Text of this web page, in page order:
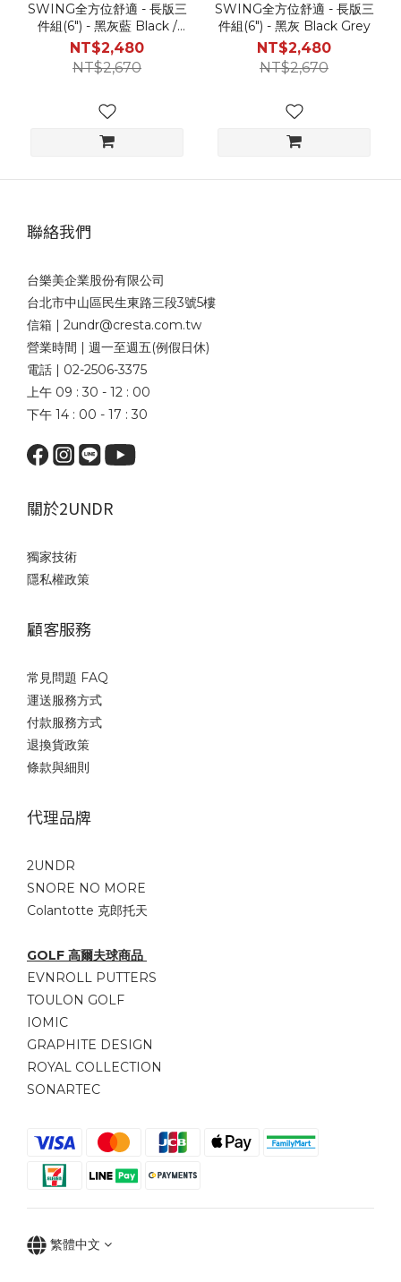
SWING全方位舒適 - 長版三
件組(6") - 黑灰藍 Black /
Grey / Navy
NT$2,480
NT$2,670
SWING全方位舒適 - 長版三
件組(6") - 黑灰 Black Grey
NT$2,480
NT$2,670
聯絡我們
台樂美企業股份有限公司
台北市中山區民生東路三段3號5樓
信箱 | 2undr@cresta.com.tw
營業時間 | 週一至週五(例假日休)
電話 | 02-2506-3375
上午 09 : 30 - 12 : 00
下午 14 : 00 - 17 : 30
關於2UNDR
獨家技術
隱私權政策
顧客服務
常見問題 FAQ
運送服務方式
付款服務方式
退換貨政策
條款與細則
代理品牌
2UNDR
SNORE NO MORE
Colantotte 克郎托天
GOLF 高爾夫球商品
EVNROLL PUTTERS
TOULON GOLF
IOMIC
GRAPHITE DESIGN
ROYAL COLLECTION
SONARTEC
繁體中文